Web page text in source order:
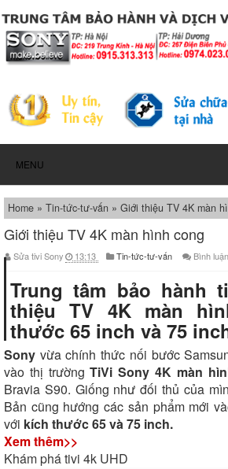
MENU
Home » Tin-tức-tư-vấn » Giới thiệu TV 4K màn
Giới thiệu TV 4K màn hình cong
Sửa tivi Sony 13:13 Tin-tức-tư-vấn Bình luận
Trung tâm bảo hành
thiệu TV 4K màn
thước 65 inch và 75
Sony vừa chính thức nối bước
vào thị trườngTiVi Sony 4K màn
Bravia S90. Giống như đối thủ của
Bản cũng hướng các sản phẩm mới
với kích thước 65 và 75 inch.
Xem thêm>>
Khám phá tivi 4k UHD